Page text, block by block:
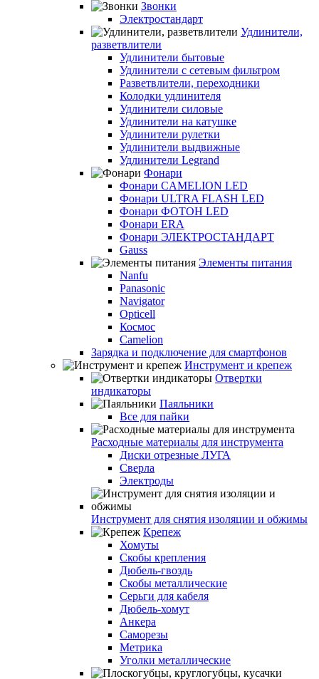
Звонки
Электростандарт
Удлинители,
разветвлители
Удлинители бытовые
Удлинители с сетевым фильтром
Разветвлители, переходники
Колодки удлинителя
Удлинители силовые
Удлинители на катушке
Удлинители рулетки
Удлинители выдвижные
Удлинители Legrand
Фонари
Фонари CAMELION LED
Фонари ULTRA FLASH LED
Фонари ФОТОН LED
Фонари ERA
Фонари ЭЛЕКТРОСТАНДАРТ
Gauss
Элементы питания
Nanfu
Panasonic
Navigator
Opticell
Космос
Camelion
Зарядка и подключение для смартфонов
Инструмент и крепеж
Отвертки
индикаторы
Паяльники
Все для пайки
Расходные материалы для инструмента
Диски отрезные ЛУГА
Сверла
Электроды
Инструмент для снятия изоляции и обжимы
Крепеж
Хомуты
Скобы крепления
Дюбель-гвоздь
Скобы металлические
Серьги для кабеля
Дюбель-хомут
Анкера
Саморезы
Метрика
Уголки металлические